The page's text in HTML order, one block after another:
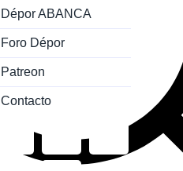
Dépor ABANCA
Foro Dépor
Patreon
Contacto